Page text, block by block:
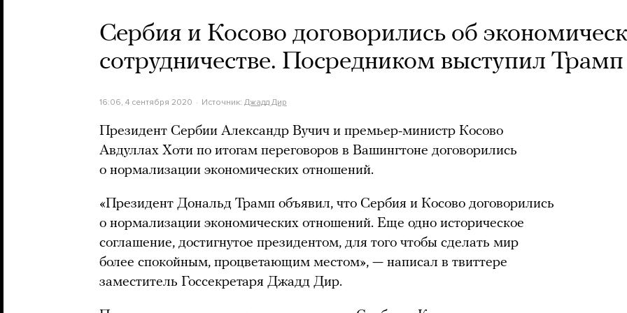
Сербия и Косово договорились об
сотрудничестве. Посредником выступил Трамп
16:06, 4 сентября 2020 Источник: Джадд Дир
Президент Сербии Александр Вучич и премьер-министр Косово
Авдуллах Хоти по итогам переговоров в Вашингтоне договорились
о нормализации экономических отношений.
«Президент Дональд Трамп объявил, что Сербия и Косово договорились
о нормализации экономических отношений. Еще одно историческое
соглашение, достигнутое президентом, для того чтобы сделать мир
более спокойным, процветающим местом», — написал в твиттере
заместитель Госсекретаря Джадд Дир.